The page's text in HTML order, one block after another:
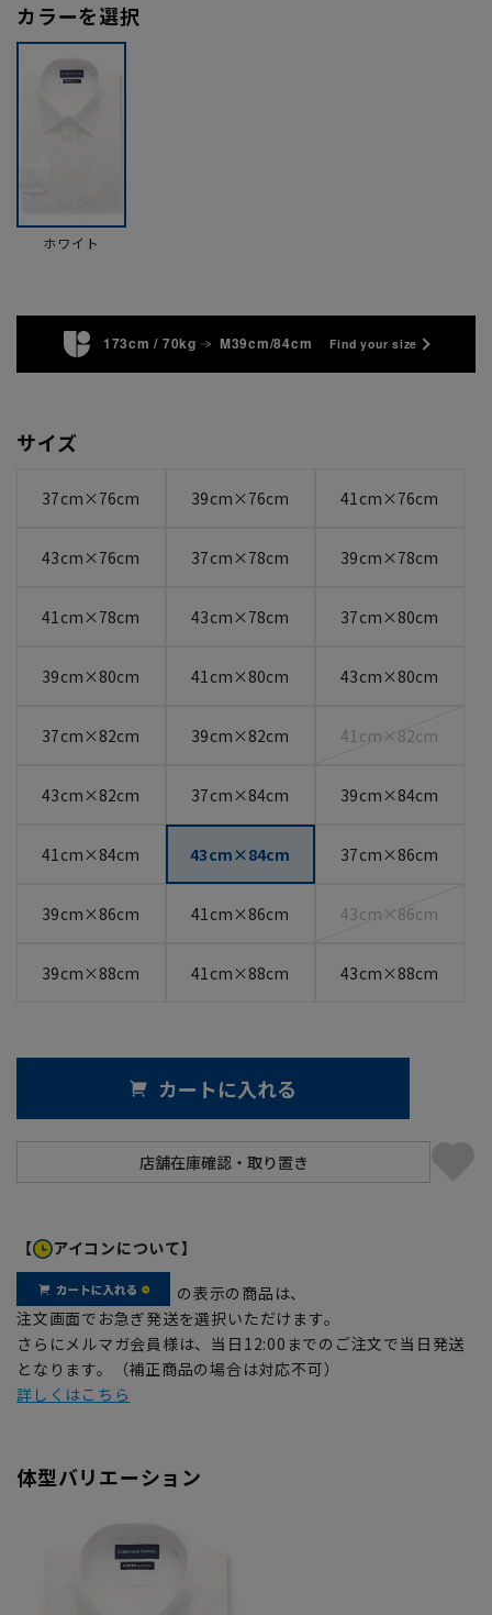
カラーを選択
ホワイト
173cm / 70kg M39cm/84cm Find your size
サイズ
37cm×76cm 39cm×76cm 41cm×76cm
43cm×76cm 37cm×78cm 39cm×78cm
41cm×78cm 43cm×78cm 37cm×80cm
39cm×80cm 41cm×80cm 43cm×80cm
37cm×82cm 39cm×82cm 41cm×82cm
43cm×82cm 37cm×84cm 39cm×84cm
41cm×84cm 43cm×84cm 37cm×86cm
39cm×86cm 41cm×86cm 43cm×86cm
39cm×88cm 41cm×88cm 43cm×88cm
カートに入れる
【 アイコンについて】
の表示の商品は、
注文画面でお急ぎ発送を選択いただけます。
さらにメルマガ会員様は、当日12:00までのご注文で当日発送
となります。（補正商品の場合は対応不可）
詳しくはこちら
体型バリエーション